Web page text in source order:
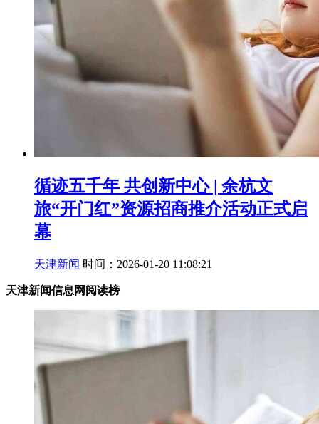
循迹五千年 共创新中心 | 余杭文
旅“开门红”资源招商推介活动正式启
幕
天津新闻 时间：2026-01-20 11:08:21
天津新闻信息网阅读榜